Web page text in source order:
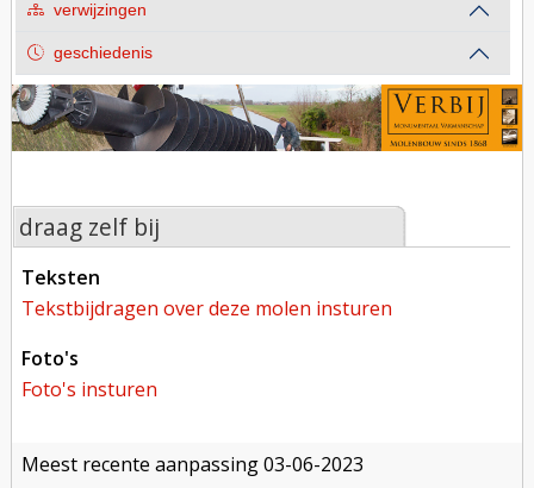
verwijzingen
geschiedenis
draag zelf bij
teksten
tekstbijdragen over deze molen insturen
foto's
foto's insturen
meest recente aanpassing03-06-2023